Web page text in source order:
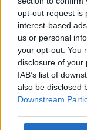
opt-out request is
interest-based
us or personal
your opt-out. You
disclosure of your
IAB’s list of
also be disclosed
Downstream
jucători în
Pancu,